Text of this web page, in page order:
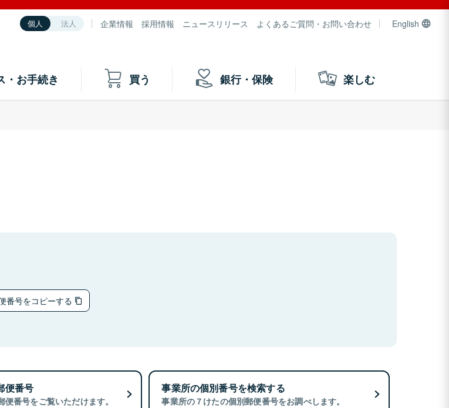
個人 法人 企業情報 採用情報 ニュースリリース よくあるご質問・お問い合わせ English
・お手続き 買う 銀行・保険 楽しむ
番号をコピーする
便番号
番号をご覧いただけます。
事業所の個別番号を検索する
事業所の７けたの個別郵便番号をお調べします。